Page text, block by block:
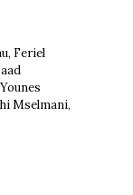
Feriel
Mselmani,